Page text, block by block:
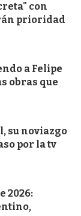
con
prioridad
a Felipe
obras que
su noviazgo
por la tv
2026: